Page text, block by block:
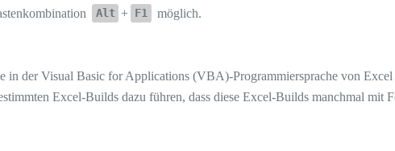
Alt + F1
möglich.
der Visual Basic for Applications (VBA)-Programmiersprache von Excel
Excel-Builds dazu führen, dass diese Excel-Builds manchmal mit